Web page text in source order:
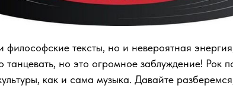
тексты, но и невероятная
но это огромное заблуждение! Рок
как и сама музыка. Давайте